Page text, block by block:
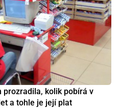
prozradila, kolik pobírá v
a tohle je její plat